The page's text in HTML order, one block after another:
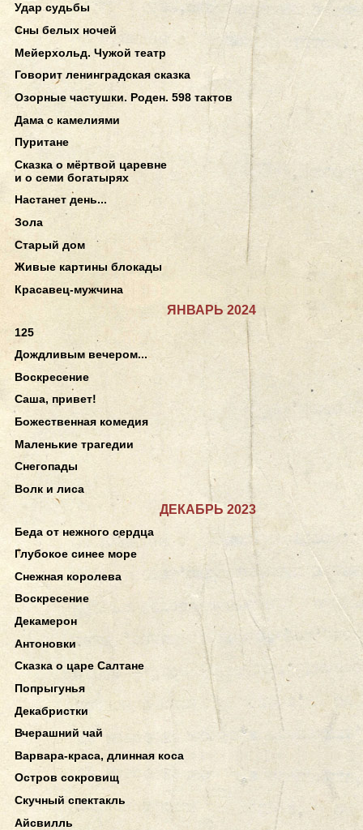
Удар судьбы
Сны белых ночей
Мейерхольд. Чужой театр
Говорит ленинградская сказка
Озорные частушки. Роден. 598 тактов
Дама с камелиями
Пуритане
Сказка о мёртвой царевне
и о семи богатырях
Настанет день...
Зола
Старый дом
Живые картины блокады
Красавец-мужчина
ЯНВАРЬ 2024
125
Дождливым вечером...
Воскресение
Саша, привет!
Божественная комедия
Маленькие трагедии
Снегопады
Волк и лиса
ДЕКАБРЬ 2023
Беда от нежного сердца
Глубокое синее море
Снежная королева
Воскресение
Декамерон
Антоновки
Сказка о царе Салтане
Попрыгунья
Декабристки
Вчерашний чай
Варвара-краса, длинная коса
Остров сокровищ
Скучный спектакль
Айсвилль